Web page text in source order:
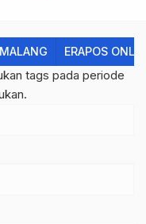
ERAPOS
tags pada periode